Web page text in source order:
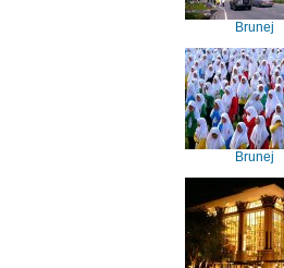
Brunej
Brunej